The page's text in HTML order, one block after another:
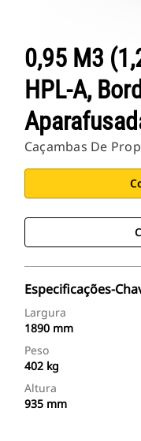
0,95 M3
HPL-A,
Caçambas De
Especificações-
Largura
1890 mm
Peso
402 kg
Altura
935 mm